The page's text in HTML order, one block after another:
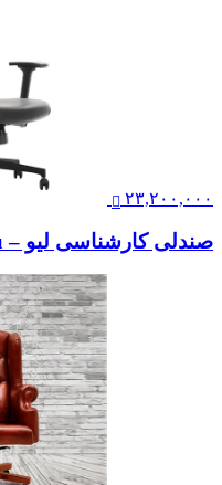
۲۳,۲۰۰,۰۰۰
صندلی کارشناسی لیو – I72su